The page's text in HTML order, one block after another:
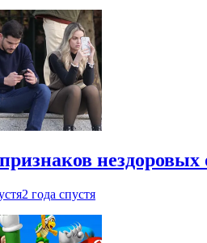
2 года спустя